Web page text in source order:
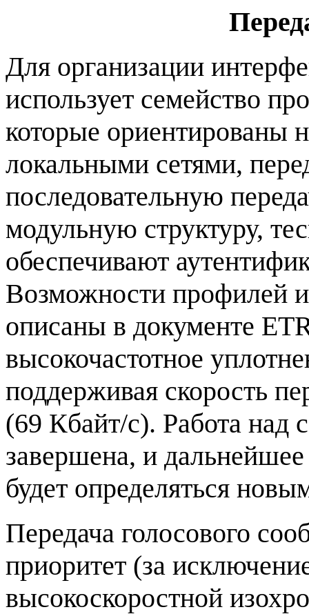
Для организации
использует семейство
которые ориентированы
локальными сетями,
последовательную
модульную структуру,
обеспечивают
Возможности профилей
описаны в документе
высокочастотное
поддерживая скорость
(69 Кбайт/с). Работа над
завершена, и
будет определяться
Передача голосового
приоритет (за
высокоскоростной